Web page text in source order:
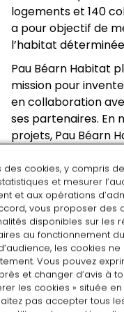
documentaire, à la
de l’acte de
perspective, qui
château de Pau.
Les
Mercredi 21 janvier
Le Château de
19esiècle
Mercredi 18 février
Le goût ou la folie
artistes et les
siècle
de l’exposition.
Vacances en
Les 22, 23, 29, 30
Les 09, 10, 11, 12, 13,
Les deux font la
Parcours-jeu
pour les 3-5 ans
logements et 140
a pour objectif de
l’habitat
Pau Béarn Habitat
mission pour
en collaboration
ses partenaires. En
projets, Pau Béarn
Tarif
Gratuit
Accès
Accès libre
des cookies, y compris
et mesurer
et aux opérations
vous proposer des
disponibles sur les
au fonctionnement
les cookies
Vous pouvez
et changer d’avis à
les cookies » située
pas accepter tous